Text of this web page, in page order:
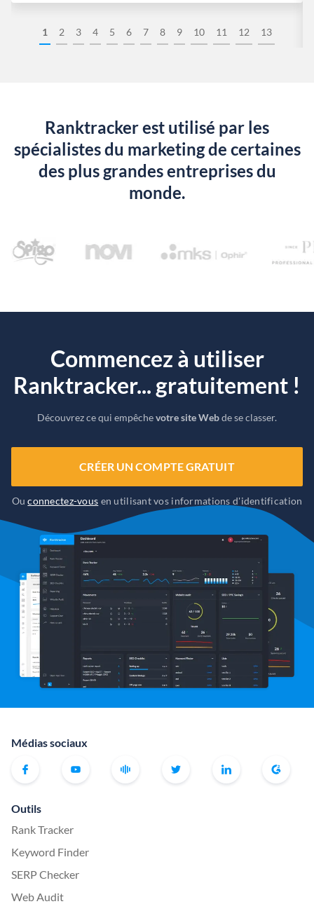
1 2 3 4 5 6 7 8 9 10 11 12 13
Ranktracker est utilisé par les
spécialistes du marketing de certaines
des plus grandes entreprises du
monde.
Commencez à utiliser
Ranktracker... gratuitement !
Découvrez ce qui empêchevotre site Webde se classer.
CRÉER UN COMPTE GRATUIT
Ouconnectez-vous en utilisant vos informations d'identification
Médias sociaux
Outils
Rank Tracker
Keyword Finder
SERP Checker
Web Audit